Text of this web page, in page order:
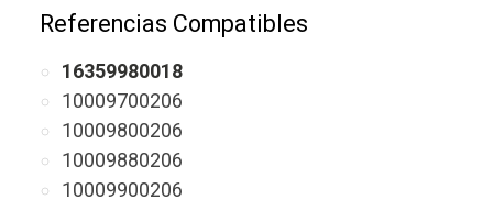
Referencias Compatibles
16359980018
10009700206
10009800206
10009880206
10009900206